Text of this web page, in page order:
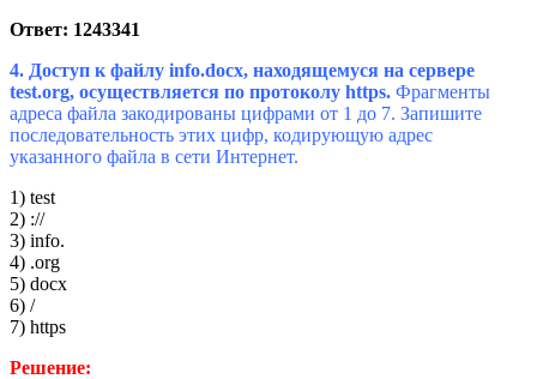
Ответ: 1243341
4. Доступ к файлу info.docx, находящемуся на сервере
test.org, осуществляется по протоколу https. Фрагменты
адреса файла закодированы цифрами от 1 до 7. Запишите
последовательность этих цифр, кодирующую адрес
указанного файла в сети Интернет.
1) test
2) ://
3) info.
4) .org
5) docx
6) /
7) https
Решение: